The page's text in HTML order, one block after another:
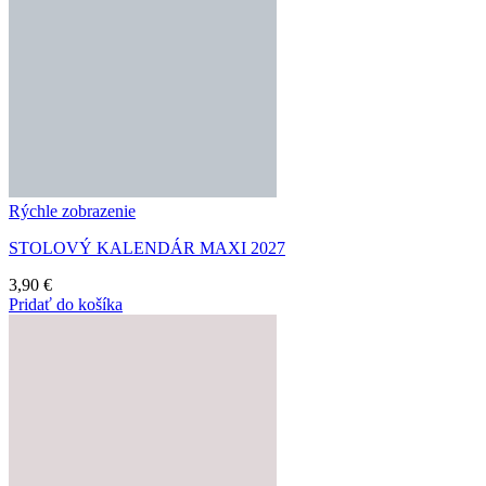
Rýchle zobrazenie
STOLOVÝ KALENDÁR MAXI 2027
3,90 €
Pridať do košíka